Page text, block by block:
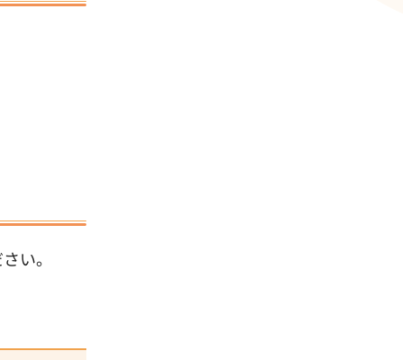
い。